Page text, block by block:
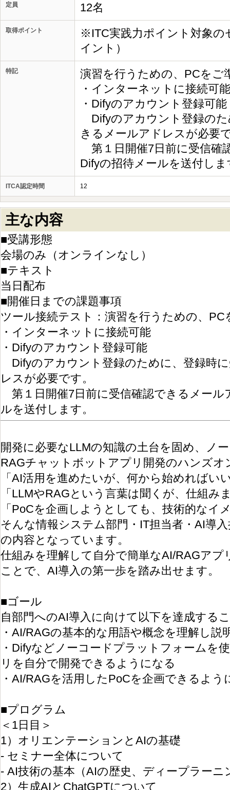
定員 12名
取得ポイント
※ITC実践力ポイント対象の
イント）
特記
演習を行うための、PCをご
・インターネットに接続可能
・Difyのアカウント登録可能
Difyのアカウント登録のた
きるメールアドレスが必要
第１日開催7日前に受信確
Difyの招待メールを送付しま
ITCA認定時間 12
主な内容
■受講形態
会場のみ（オンラインなし）
■テキスト
当日配布
■開催日までの課題事項
ツール接続テスト：演習を行うための、
・インターネットに接続可能
・Difyのアカウント登録可能
Difyのアカウント登録のために、登録時
レスが必要です。
第１日開催7日前に受信確認できるメール
ルを送付します。
開発に必要なLLMの知識の土台を固め、ノ
RAGチャットボットアプリ開発のハンズ
「AI活用を進めたいが、何から始めればい
「LLMやRAGという言葉は聞くが、仕組み
「PoCを企画しようとしても、技術的なイ
そんな情報システム部門・IT担当者・AI導
の内容となっています。
仕組みを理解して自分で簡単なAI/RAGア
ことで、AI導入の第一歩を踏み出せます。
■ゴール
自部門へのAI導入に向けて以下を達成する
・AI/RAGの基本的な用語や概念を理解し
・Difyなどノーコードプラットフォームを
リを自分で開発できるようになる
・AI/RAGを活用したPoCを企画できるよう
■プログラム
＜1日目＞
1）オリエンテーションとAIの基礎
- セミナー全体について
- AI技術の基本（AIの歴史、ディープラーニ
2）生成AIとChatGPTについて